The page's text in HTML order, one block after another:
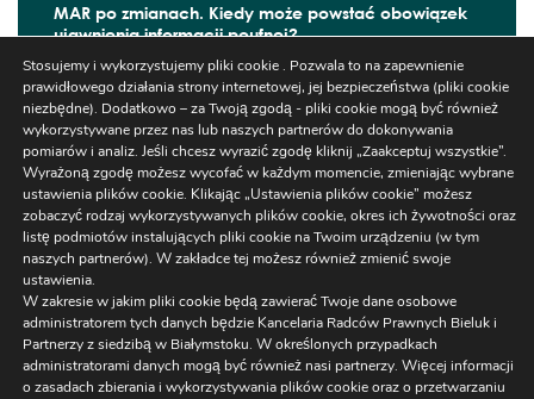
MAR po zmianach. Kiedy może powstać obowiązek
ujawnienia informacji poufnej?
W czerwcu 2026 r. zaczęły obowiązywać kolejne
zmiany wynikające z ...
Szukaj
Ustawienia
Stosujemy i wykorzystujemy pliki cookie . Pozwala to na zapewnienie
prawidłowego działania strony internetowej, jej bezpieczeństwa (pliki cookie
niezbędne). Dodatkowo – za Twoją zgodą - pliki cookie mogą być również
wykorzystywane przez nas lub naszych partnerów do dokonywania
pomiarów i analiz. Jeśli chcesz wyrazić zgodę kliknij „Zaakceptuj wszystkie”.
Wyrażoną zgodę możesz wycofać w każdym momencie, zmieniając wybrane
ustawienia plików cookie. Klikając „Ustawienia plików cookie” możesz
zobaczyć rodzaj wykorzystywanych plików cookie, okres ich żywotności oraz
listę podmiotów instalujących pliki cookie na Twoim urządzeniu (w tym
naszych partnerów). W zakładce tej możesz również zmienić swoje
ustawienia.
W zakresie w jakim pliki cookie będą zawierać Twoje dane osobowe
administratorem tych danych będzie Kancelaria Radców Prawnych Bieluk i
Partnerzy z siedzibą w Białymstoku. W określonych przypadkach
administratorami danych mogą być również nasi partnerzy. Więcej informacji
o zasadach zbierania i wykorzystywania plików cookie oraz o przetwarzaniu